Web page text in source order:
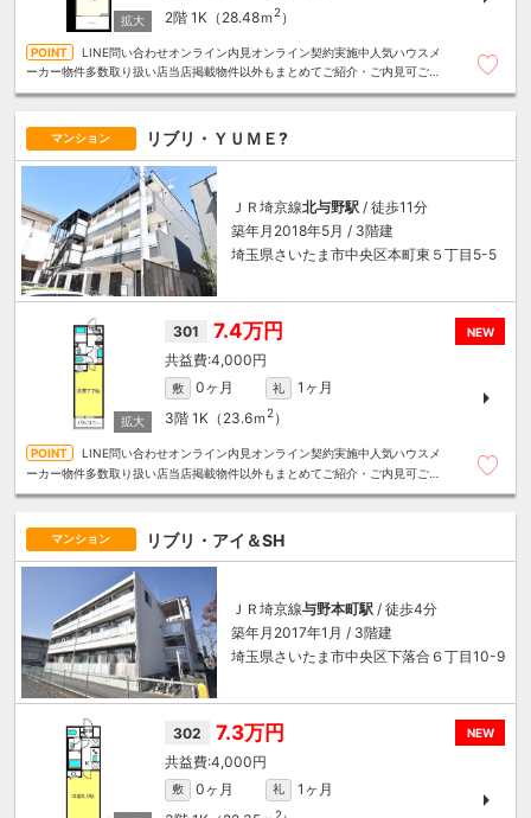
2階 1K（28.48ｍ 2）
LINE問い合わせオンライン内見オンライン契約実施中人気ハウスメ
ーカー物件多数取り扱い店当店掲載物件以外もまとめてご紹介・ご内見可ご予
マンション リブリ・ＹＵＭＥ?
ＪＲ埼京線北与野駅 / 徒歩11分
築年月2018年5月 / 3階建
埼玉県さいたま市中央区本町東５丁目5-5
NEW
301 7.4万円
4,000円
敷 0ヶ月 礼
1ヶ月
3階 1K（23.6ｍ2）
LINE問い合わせオンライン内見オンライン契約実施中人気ハウスメ
ーカー物件多数取り扱い店当店掲載物件以外もまとめてご紹介・ご内見可ご予
マンション リブリ・アイ＆SH
ＪＲ埼京線与野本町駅 / 徒歩4分
築年月2017年1月 / 3階建
埼玉県さいたま市中央区下落合６丁目10-9
NEW
302 7.3万円
4,000円
敷 0ヶ月 礼
1ヶ月
2